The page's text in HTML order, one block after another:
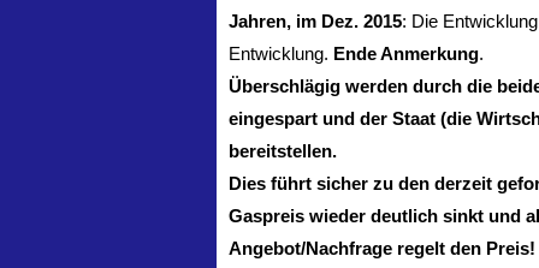
Jahren, im Dez. 2015: Die
Entwicklung. Ende Anmerkung.
Überschlägig werden durch die
eingespart und der Staat (die
bereitstellen.
Dies führt sicher zu den derzeit
Gaspreis wieder deutlich sinkt und
Angebot/Nachfrage regelt den Preis!